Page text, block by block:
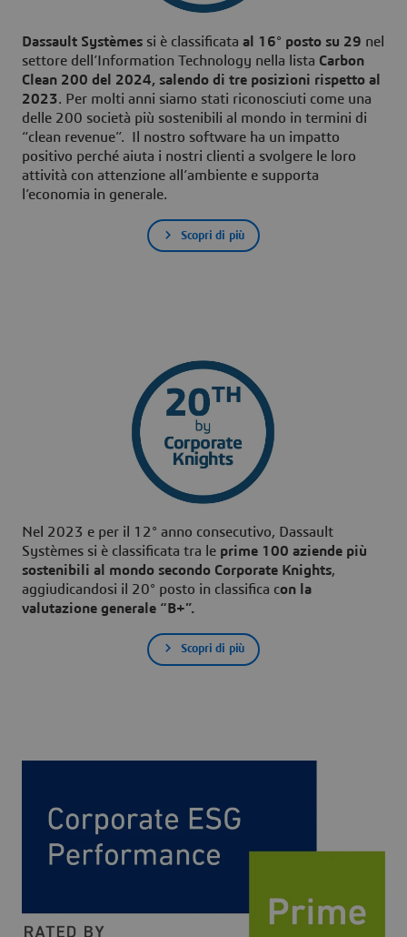
Dassault Systèmes si è classificata al 16° posto su 29 nel
settore dell’Information Technology nella lista Carbon
Clean 200 del 2024, salendo di tre posizioni rispetto al
2023. Per molti anni siamo stati riconosciuti come una
delle 200 società più sostenibili al mondo in termini di
“clean revenue”. Il nostro software ha un impatto
positivo perché aiuta i nostri clienti a svolgere le loro
attività con attenzione all’ambiente e supporta
l’economia in generale.
Scopri di più
Nel 2023 e per il 12° anno consecutivo, Dassault
Systèmes si è classificata tra le prime 100 aziende più
sostenibili al mondo secondo Corporate Knights,
aggiudicandosi il 20° posto in classifica con la
valutazione generale “B+”.
Scopri di più